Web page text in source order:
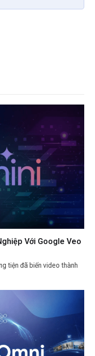
Với Google Veo
tiện đã biến video thành